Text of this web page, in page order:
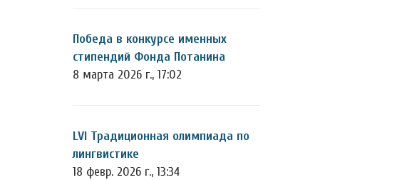
Победа в конкурсе именных
стипендий Фонда Потанина
8 марта 2026 г., 17:02
LVI Традиционная олимпиада по
лингвистике
18 февр. 2026 г., 13:34